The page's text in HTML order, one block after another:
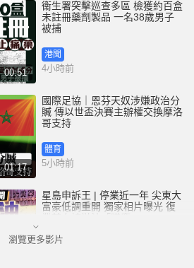
00:51
衞生署突擊巡查多區 檢獲約百盒
未註冊藥劑製品 一名38歲男子
被捕
港聞
4小時前
01:17
國際足協｜恩芬天奴涉嫌政治分
贓 傳以世盃決賽主辦權交換摩洛
哥支持
體育
5小時前
星島申訴王 | 停業近一年 尖東大
富豪低調重開 獨家相片曝光 復
業前夕被淋油「贈慶」
港聞
瀏覽更多影片